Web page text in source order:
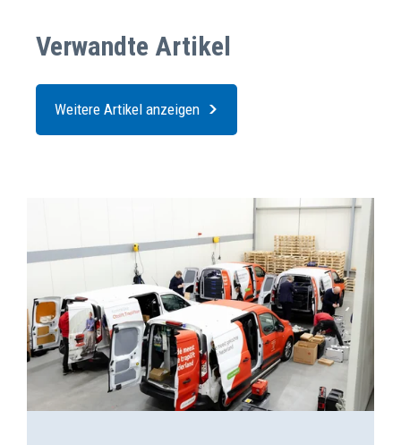
Verwandte Artikel
Weitere Artikel anzeigen